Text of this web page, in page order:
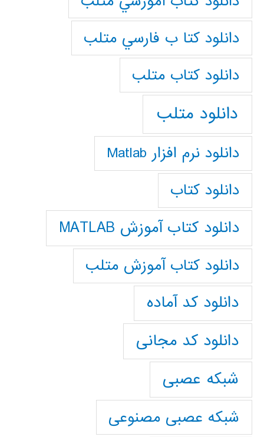
دانلود كتا ب فارسي متلب
دانلود كتاب متلب
دانلود متلب
دانلود نرم افزار Matlab
دانلود کتاب
دانلود کتاب آموزش MATLAB
دانلود کتاب آموزش متلب
دانلود کد آماده
دانلود کد مجانی
شبکه عصبی
شبکه عصبی مصنوعی